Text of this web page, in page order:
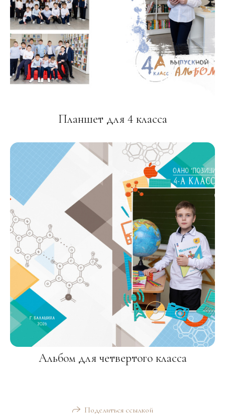
Планшет для 4 класса
Альбом для четвертого класса
Поделиться ссылкой